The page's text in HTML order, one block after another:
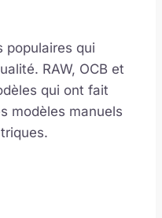
populaires qui
RAW, OCB et
qui ont fait
modèles manuels